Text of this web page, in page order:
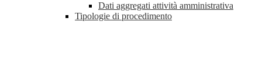
Dati aggregati attività amministrativa
Tipologie di procedimento